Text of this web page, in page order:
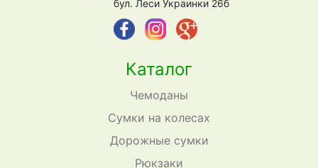
Каталог
Чемоданы
Сумки на колесах
Дорожные сумки
Рюкзаки
бул. Леси Украинки 26б